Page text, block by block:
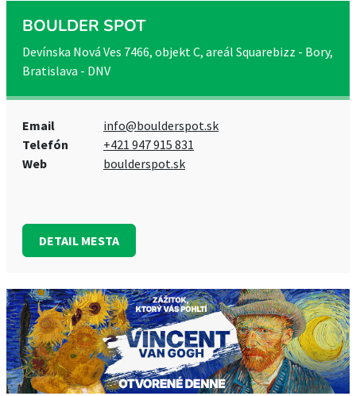
BOULDER SPOT
Devínska Nová Ves 7466, objekt C, areál Squarebizz - Bory,
Bratislava - DNV
Email
info@boulderspot.sk
Telefón
+421 947 915 831
Web
boulderspot.sk
DETAIL MESTA